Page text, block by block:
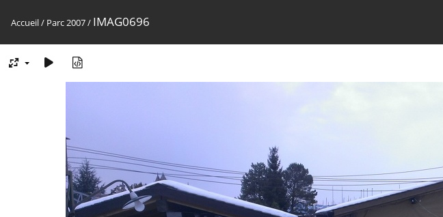
Accueil/ Parc 2007/ IMAG0696